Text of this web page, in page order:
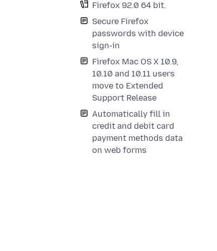
Firefox 92.0 64 bit.
Secure Firefox
passwords with device
sign-in
Firefox Mac OS X 10.9,
10.10 and 10.11 users
move to Extended
Support Release
Automatically fill in
credit and debit card
payment methods data
on web forms